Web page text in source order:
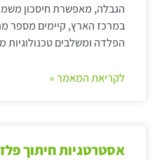
הגבלה, מאפשרת חיסכון
במרכז הארץ, קיימים מספר
הפלדה ומשלבים טכנולוגיות
לקריאת המאמר »
אסטרטגיות חיתוך